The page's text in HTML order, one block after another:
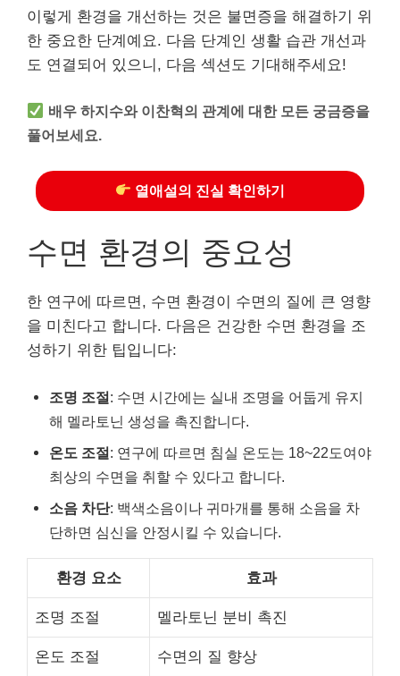
이렇게 환경을 개선하는 것은 불면증을 해결하기 위
한 중요한 단계예요. 다음 단계인 생활 습관 개선과
도 연결되어 있으니, 다음 섹션도 기대해주세요!
배우 하지수와 이찬혁의 관계에 대한 모든 궁금증을
풀어보세요.
열애설의 진실 확인하기
수면 환경의 중요성
한 연구에 따르면, 수면 환경이 수면의 질에 큰 영향
을 미친다고 합니다. 다음은 건강한 수면 환경을 조
성하기 위한 팁입니다:
조명 조절: 수면 시간에는 실내 조명을 어둡게 유지
해 멜라토닌 생성을 촉진합니다.
온도 조절: 연구에 따르면 침실 온도는 18~22도여야
최상의 수면을 취할 수 있다고 합니다.
소음 차단: 백색소음이나 귀마개를 통해 소음을 차
단하면 심신을 안정시킬 수 있습니다.
환경 요소 효과
조명 조절 멜라토닌 분비 촉진
온도 조절 수면의 질 향상